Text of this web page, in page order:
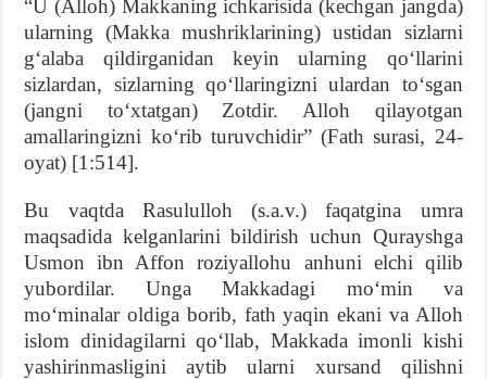
“U (Alloh) Makkaning ichkarisida (kechgan jangda)
ularning (Makka mushriklarining) ustidan sizlarni
g‘alaba qildirganidan keyin ularning qo‘llarini
sizlardan, sizlarning qo‘llaringizni ulardan to‘sgan
(jangni to‘xtatgan) Zotdir. Alloh qilayotgan
amallaringizni ko‘rib turuvchidir” (Fath surasi, 24-
oyat) [1:514].
Bu vaqtda Rasululloh (s.a.v.) faqatgina umra
maqsadida kelganlarini bildirish uchun Qurayshga
Usmon ibn Affon roziyallohu anhuni elchi qilib
yubordilar. Unga Makkadagi mo‘min va
mo‘minalar oldiga borib, fath yaqin ekani va Alloh
islom dinidagilarni qo‘llab, Makkada imonli kishi
yashirinmasligini aytib ularni xursand qilishni